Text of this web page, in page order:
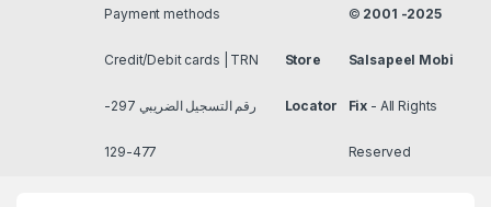
Payment methods
Credit/Debit cards | TRN
رقم التسجيل الضريبي 297-
477-129
Store
Locator
© 2001 -2025
Salsapeel Mobi
Fix - All Rights
Reserved